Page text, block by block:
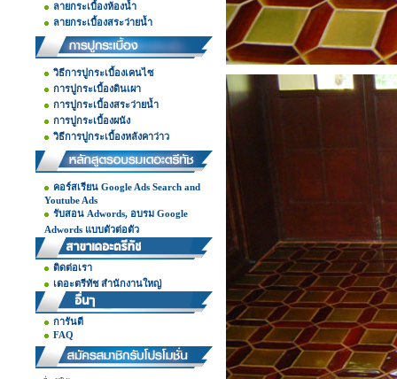
ลายกระเบื้องห้องน้ำ
ลายกระเบื้องสระว่ายน้ำ
วิธีการปูกระเบื้องเคนไซ
การปูกระเบื้องดินเผา
การปูกระเบื้องสระว่ายน้ำ
การปูกระเบื้องผนัง
วิธีการปูกระเบื้องหลังคาว่าว
คอร์สเรียน Google Ads Search and
Youtube Ads
รับสอน Adwords, อบรม Google
Adwords แบบตัวต่อตัว
ติดต่อเรา
เดอะตรีทัช สำนักงานใหญ่
การันตี
FAQ